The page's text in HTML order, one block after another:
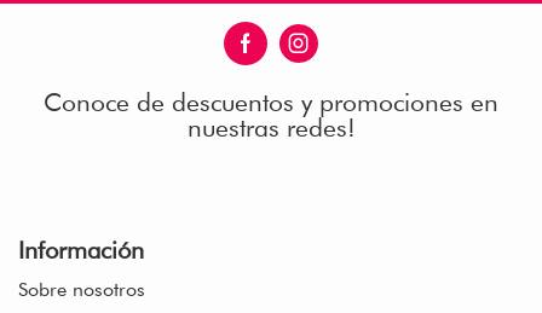
Conoce de descuentos y promociones en
nuestras redes!
Información
Sobre nosotros